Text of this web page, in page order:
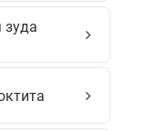
зуда